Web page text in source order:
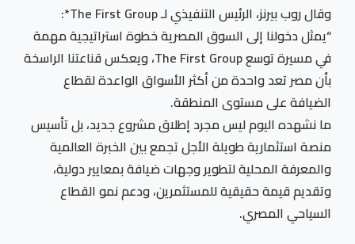
وقال روب بيرنز، الرئيس التنفيذي لـ The First Group*:
“يمثل دخولنا إلى السوق المصرية خطوة استراتيجية مهمة
في مسيرة توسع The First Group، ويعكس قناعتنا الراسخة
بأن مصر تعد واحدة من أكثر الأسواق الواعدة لقطاع
الضيافة على مستوى المنطقة.
ما نشهده اليوم ليس مجرد إطلاق مشروع جديد، بل تأسيس
منصة استثمارية طويلة الأجل تجمع بين الخبرة العالمية
والمعرفة المحلية لتطوير وجهات ضيافة بمعايير دولية،
وتقديم قيمة حقيقية للمستثمرين، ودعم نمو القطاع
السياحي المصري.